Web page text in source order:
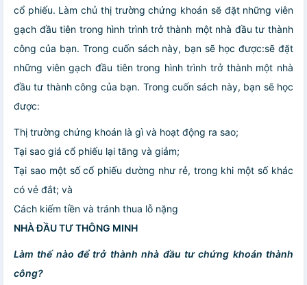
cổ phiếu. Làm chủ thị trường chứng khoán sẽ đặt những viên
gạch đầu tiên trong hình trình trở thành một nhà đầu tư thành
công của bạn. Trong cuốn sách này, bạn sẽ học được:sẽ đặt
những viên gạch đầu tiên trong hình trình trở thành một nhà
đầu tư thành công của bạn. Trong cuốn sách này, bạn sẽ học
được:
Thị trường chứng khoán là gì và hoạt động ra sao;
Tại sao giá cổ phiếu lại tăng và giảm;
Tại sao một số cổ phiếu dường như rẻ, trong khi một số khác
có vẻ đắt; và
Cách kiếm tiền và tránh thua lỗ nặng
NHÀ ĐẦU TƯ THÔNG MINH
Làm thế nào để trở thành nhà đầu tư chứng khoán thành
công?